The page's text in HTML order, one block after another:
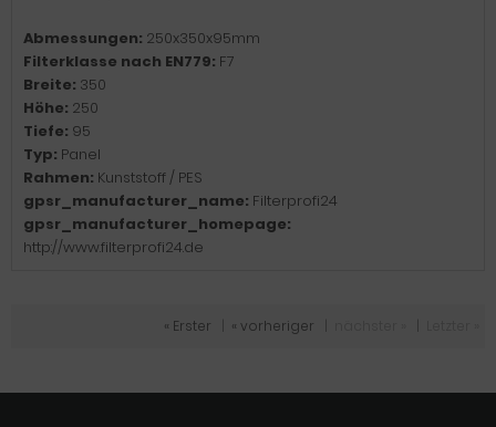
Abmessungen: 250x350x95mm
Filterklasse nach EN779: F7
Breite: 350
Höhe: 250
Tiefe: 95
Typ: Panel
Rahmen: Kunststoff / PES
gpsr_manufacturer_name: Filterprofi24
gpsr_manufacturer_homepage:
http://www.filterprofi24.de
« Erster « vorheriger